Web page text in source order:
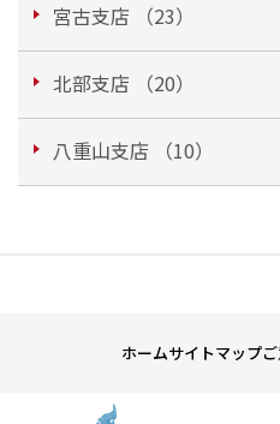
宮古支店 （23）
北部支店 （20）
八重山支店 （10）
ホームサイトマップ